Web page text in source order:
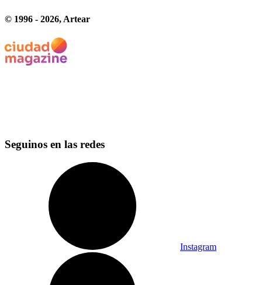
© 1996 - 2026, Artear
Seguinos en las redes
Instagram